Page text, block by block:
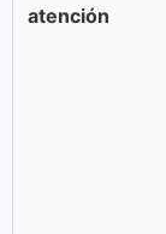
atención